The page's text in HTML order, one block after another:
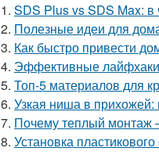
1. SDS Plus vs SDS Max:
2. Полезные идеи для
3. Как быстро привести
4. Эффективные лайфхаки
5. Топ-5 материалов для
6. Узкая ниша в прихожей:
7. Почему теплый
8. Установка